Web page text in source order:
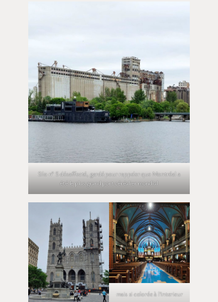
Silo n° 5 désaffecté, gardé pour rappeler que Montréal a
été le plus grand port céréalier mondial
mais si colorée à l’interieur